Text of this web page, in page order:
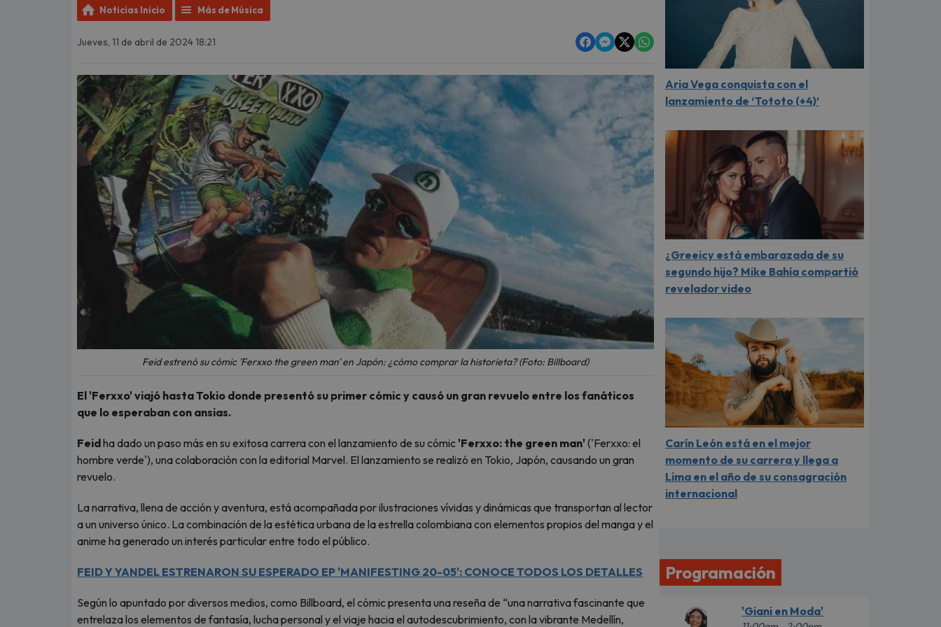
Noticias Inicio Más de Música
Jueves, 11 de abril de 2024 18:21
Feid estrenó su cómic 'Ferxxo the green man' en Japón: ¿cómo comprar la historieta? (Foto: Billboard)
El 'Ferxxo' viajó hasta Tokio donde presentó su primer cómic y causó un gran revuelo entre los fanáticos
que lo esperaban con ansias.
Feidha dado un paso más en su exitosa carrera con el lanzamiento de su cómic 'Ferxxo: the green man' ('Ferxxo: el
hombre verde'), una colaboración con la editorial Marvel. El lanzamiento se realizó en Tokio, Japón, causando un gran
revuelo.
La narrativa, llena de acción y aventura, está acompañada por ilustraciones vívidas y dinámicas que transportan al lector
a un universo único. La combinación de la estética urbana de la estrella colombiana con elementos propios del manga y el
anime ha generado un interés particular entre todo el público.
FEID Y YANDEL ESTRENARON SU ESPERADO EP 'MANIFESTING 20-05': CONOCE TODOS LOS DETALLES
Según lo apuntado por diversos medios, como Billboard, el cómic presenta una reseña de “una narrativa fascinante que
entrelaza los elementos de fantasía, lucha personal y el viaje hacia el autodescubrimiento, con la vibrante Medellín,
Aria Vega conquista con el
lanzamiento de ‘Tototo (+4)’
¿Greeicy está embarazada de su
segundo hijo? Mike Bahía compartió
revelador video
Carín León está en el mejor
momento de su carrera y llega a
Lima en el año de su consagración
internacional
Programación
'Giani en Moda'